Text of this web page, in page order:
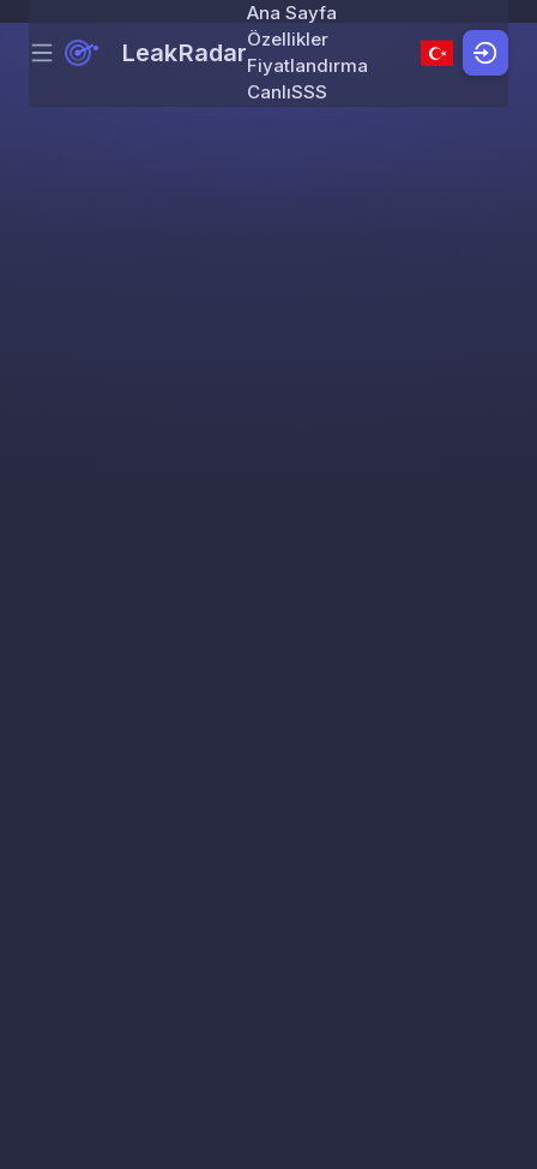
Skip to content
Menu LeakRadar
Ana Sayfa
Özellikler
Fiyatlandırma
CanlıSSS